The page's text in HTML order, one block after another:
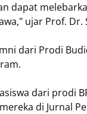
dapat
ujar Prof. Dr.
dari Prodi
dari prodi
di Jurnal